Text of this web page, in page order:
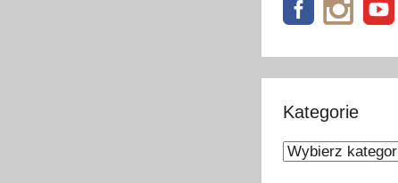
Kategorie
Kategorie